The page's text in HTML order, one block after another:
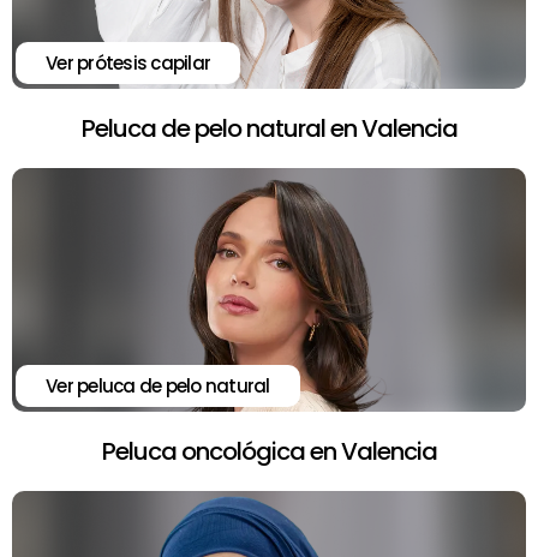
Ver prótesis capilar
Peluca de pelo natural en Valencia
Ver peluca de pelo natural
Peluca oncológica en Valencia